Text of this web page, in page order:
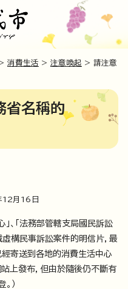
消費生活 > 注意喚起 > 請注意
省名稱的
12月 16 日
、「法務部管轄支局國民訴訟
虛構民事訴訟案件的明信片，最
寄送到各地的消費生活中心
上發布，但由於隨後仍不斷有
）